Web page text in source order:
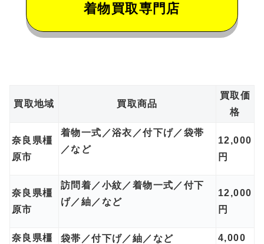
着物買取専門店
買取地域 買取商品
買取価
格
奈良県橿
原市
着物一式／浴衣／付下げ／袋帯
／など
12,000
円
奈良県橿
原市
訪問着／小紋／着物一式／付下
げ／紬／など
12,000
円
奈良県橿
袋帯／付下げ／紬／など
4,000